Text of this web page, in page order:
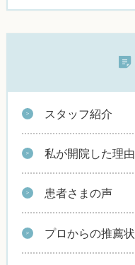
スタッフ紹介
私が開院した理由
患者さまの声
プロからの推薦状